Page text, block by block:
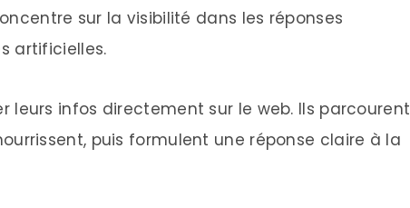
sur la visibilité dans les réponses
artificielles.
leurs infos directement sur le web. Ils parcourent
puis formulent une réponse claire à la